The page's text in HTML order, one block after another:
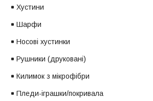
Хустини
Шарфи
Носові хустинки
Рушники (друковані)
Килимок з мікрофібри
Пледи-іграшки/покривала